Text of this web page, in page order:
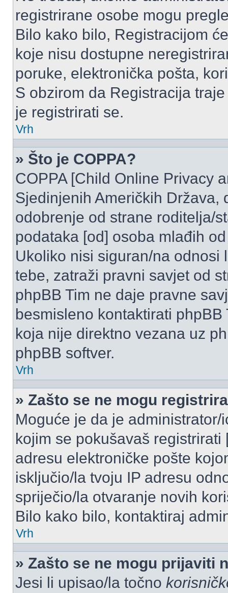
registrirane osobe mogu
Bilo kako bilo, Registracijom
koje nisu dostupne
poruke, elektronička pošta,
S obzirom da Registracija
je registrirati se.
Vrh
» Što je COPPA?
COPPA [Child Online Privacy
Sjedinjenih Američkih
odobrenje od strane roditelja/
podataka [od] osoba mlađih
Ukoliko nisi siguran/na odnosi
tebe, zatraži pravni savjet od
phpBB Tim ne daje pravne
besmisleno kontaktirati
koja nije direktno vezana uz
phpBB softver.
Vrh
» Zašto se ne mogu
Moguće je da je
kojim se pokušavaš
adresu elektroničke pošte
isključio/la tvoju IP adresu
spriječio/la otvaranje novih
Bilo kako bilo, kontaktiraj
Vrh
» Zašto se ne mogu prijaviti
Jesi li upisao/la točno